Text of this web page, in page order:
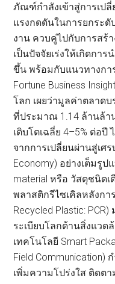
ภัณฑ์กำลังเข้าสู่การเป
แรงกดดันในการยกระ
งาน ควบคู่ไปกับการสร้
เป็นปัจจัยเร่งให้เกิดกา
ขึ้น พร้อมกับแนวทางก
Fortune Business
โลก เผยว่ามูลค่าตลาด
ที่ประมาณ 1.14 ล้านล้
เติบโตเฉลี่ย 4–5% ต่อ
จากการเปลี่ยนผ่านสู่เศ
Economy) อย่างเต็มรู
material หรือ วัสดุชนิดเ
พลาสติกรีไซเคิลหลังกา
Recycled Plastic:
ระเบียบโลกด้านสิ่งแวด
เทคโนโลยี Smart
Field Communication)
เพิ่มความโปร่งใส ติด